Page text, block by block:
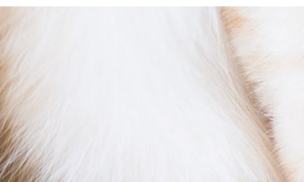
WEB予約始まりました！
※重要※ 価格改定のお知らせ